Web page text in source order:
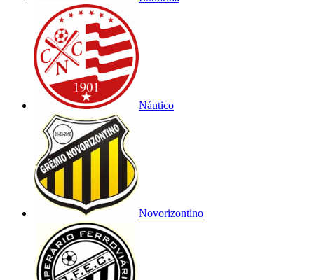
Náutico
Novorizontino